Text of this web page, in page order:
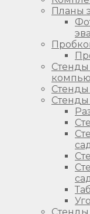
Планы
Стенды
Стенды
Стенды